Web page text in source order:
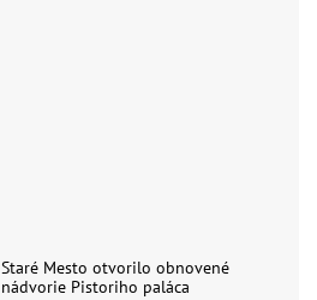
Staré Mesto otvorilo obnovené
nádvorie Pistoriho paláca